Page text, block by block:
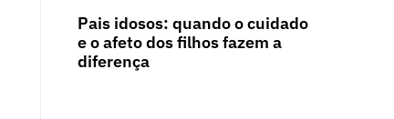
Pais idosos: quando o cuidado
e o afeto dos filhos fazem a
diferença